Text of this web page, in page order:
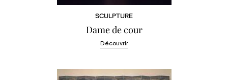
SCULPTURE
Dame de cour
Découvrir